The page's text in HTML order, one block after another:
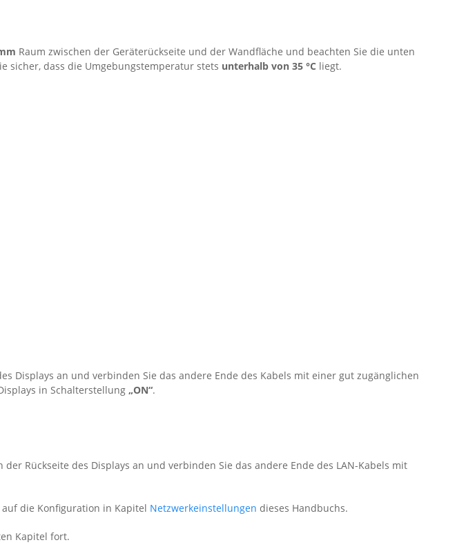
Raum zwischen der Geräterückseite und der Wandfläche und beachten Sie die unten
sicher, dass die Umgebungstemperatur stets unterhalb von 35 °C liegt.
Displays an und verbinden Sie das andere Ende des Kabels mit einer gut zugänglichen
in Schalterstellung „ON“.
der Rückseite des Displays an und verbinden Sie das andere Ende des LAN-Kabels mit
die Konfiguration in Kapitel Netzwerkeinstellungen dieses Handbuchs.
Kapitel fort.